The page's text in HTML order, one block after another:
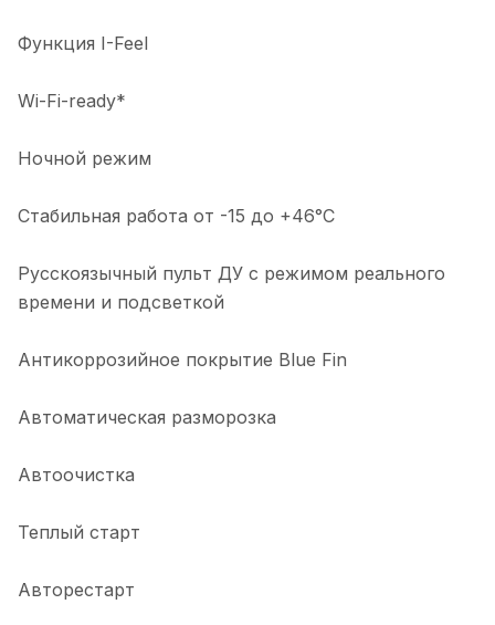
Функция I-Feel
Wi-Fi-ready*
Ночной режим
Стабильная работа от -15 до +46°C
Русскоязычный пульт ДУ с режимом реального
времени и подсветкой
Антикоррозийное покрытие Blue Fin
Автоматическая разморозка
Автоочистка
Теплый старт
Авторестарт